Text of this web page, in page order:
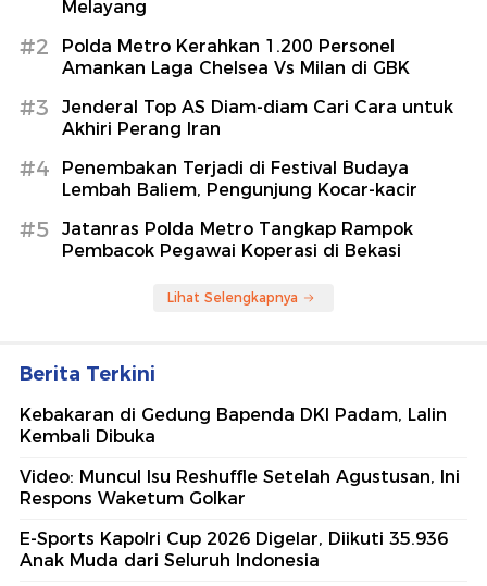
Melayang
#2
Polda Metro Kerahkan 1.200 Personel
Amankan Laga Chelsea Vs Milan di GBK
#3
Jenderal Top AS Diam-diam Cari Cara untuk
Akhiri Perang Iran
#4
Penembakan Terjadi di Festival Budaya
Lembah Baliem, Pengunjung Kocar-kacir
#5
Jatanras Polda Metro Tangkap Rampok
Pembacok Pegawai Koperasi di Bekasi
Lihat Selengkapnya
Berita Terkini
Kebakaran di Gedung Bapenda DKI Padam, Lalin
Kembali Dibuka
Video: Muncul Isu Reshuffle Setelah Agustusan, Ini
Respons Waketum Golkar
E-Sports Kapolri Cup 2026 Digelar, Diikuti 35.936
Anak Muda dari Seluruh Indonesia